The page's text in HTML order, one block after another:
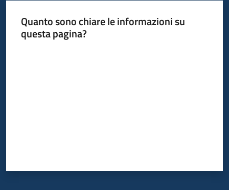
Quanto sono chiare le informazioni su
questa pagina?